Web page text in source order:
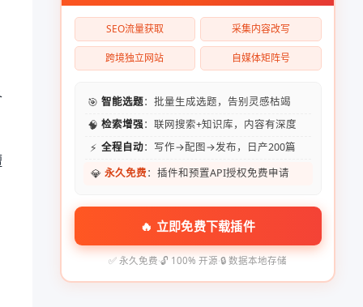
SEO流量获取 采集内容改写
跨境独立网站 自媒体矩阵号
🎯 智能选题：批量生成选题，告别灵感枯竭
🧠 检索增强：联网搜索+知识库，内容有深度
⚡ 全程自动：写作→配图→发布，日产200篇
💎 永久免费：插件和预置API授权免费申请
🔥 立即免费下载插件
✅ 永久免费·🔓 100% 开源·🔒 数据本地存储